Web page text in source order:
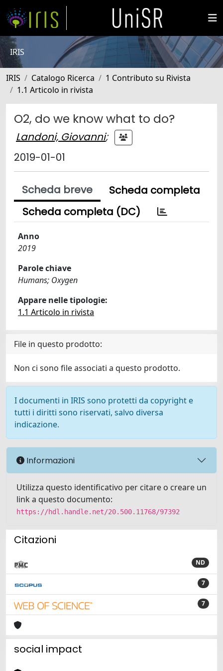
IRIS
IRIS Catalogo Ricerca
1 Contributo su Rivista
1.1 Articolo in rivista
O2, do we know what to do?
Landoni, Giovanni;
2019-01-01
Scheda breve
Scheda completa
Scheda completa (DC)
Anno
2019
Parole chiave
Humans; Oxygen
Appare nelle tipologie:
1.1 Articolo in rivista
File in questo prodotto:
Non ci sono file associati a questo prodotto.
I documenti in IRIS sono protetti da copyright e
tutti i diritti sono riservati, salvo diversa
indicazione.
Informazioni
Utilizza questo identificativo per citare o creare un
link a questo documento:
https://hdl.handle.net/20.500.11768/97392
Citazioni
ND
7
7
social impact